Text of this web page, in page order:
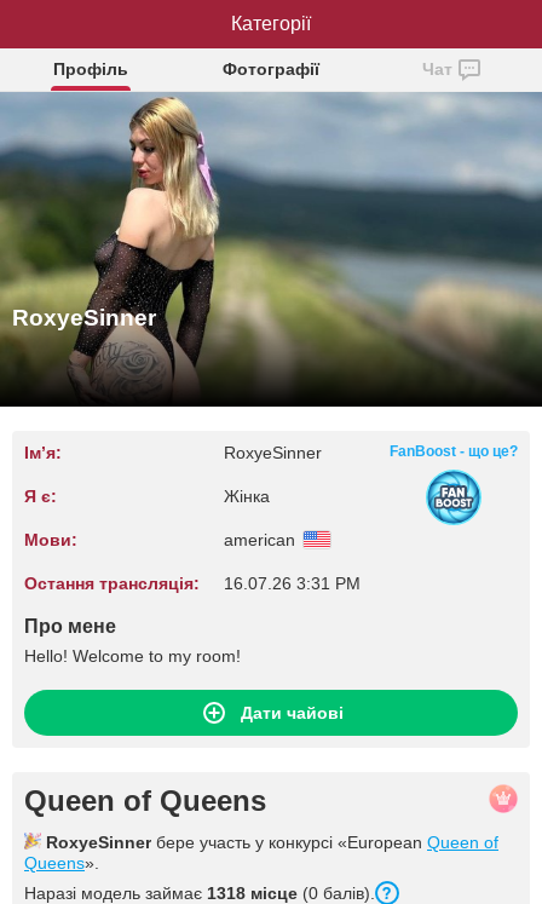
RoxyeSinner
Профіль Фотографії Чат
RoxyeSinner
Ім’я: RoxyeSinner
Я є: Жінка
Мови: american
Остання трансляція: 16.07.26 3:31 PM
FanBoost - що це?
Про мене
Hello! Welcome to my room!
Дати чайові
Queen of Queens
RoxyeSinner бере участь у конкурсі «European Queen of
Queens».
Наразі модель займає 1318 місце (0 балів).
Категорії